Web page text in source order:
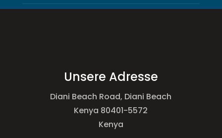
Unsere Adresse
Diani Beach Road, Diani Beach
Kenya 80401-5572
Kenya